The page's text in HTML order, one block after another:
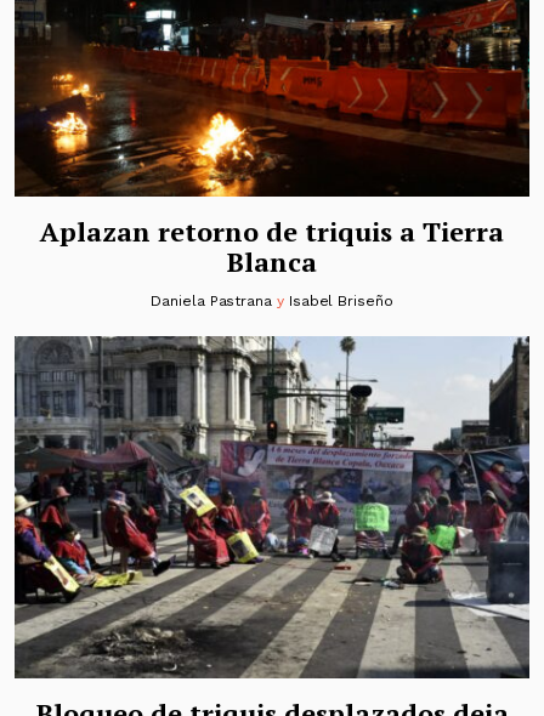
Aplazan retorno de triquis a Tierra
Blanca
Daniela Pastrana y Isabel Briseño